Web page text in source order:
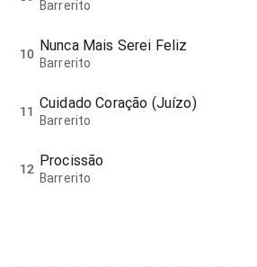
Barrerito
10 Nunca Mais Serei Feliz
Barrerito
11 Cuidado Coração (Juízo)
Barrerito
12 Procissão
Barrerito